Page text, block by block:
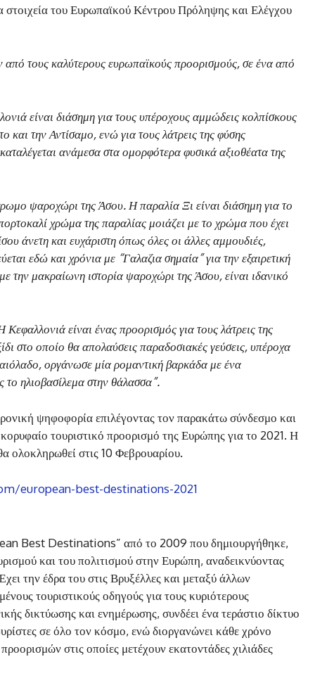
του Ευρωπαϊκού Κέντρου Πρόληψης και Ελέγχου
από τους καλύτερους ευρωπαϊκούς προορισμούς, σε ένα από
είναι διάσημη για τους υπέροχους αμμώδεις κολπίσκους
και την Αντίσαμο, ενώ για τους λάτρεις της φύσης
ανάμεσα στα ομορφότερα φυσικά αξιοθέατα της
ψαροχώρι της Άσου. Η παραλία Ξι είναι διάσημη για το
χρώμα της παραλίας μοιάζει με το χρώμα που έχει
άνετη και ευχάριστη όπως όλες οι άλλες αμμουδιές,
εδώ και χρόνια με “Γαλαζια σημαία” για την εξαιρετική
την μακραίωνη ιστορία ψαροχώρι της Άσου, είναι ιδανικό
είναι ένας προορισμός για τους λάτρεις της
στο οποίο θα απολαύσεις παραδοσιακές γεύσεις, υπέροχα
οργάνωσε μία ρομαντική βαρκάδα με ένα
ηλιοβασίλεμα στην θάλασσα”.
ψηφοφορία επιλέγοντας τον παρακάτω σύνδεσμο και
τουριστικό προορισμό της Ευρώπης για το 2021. Η
ολοκληρωθεί στις 10 Φεβρουαρίου.
european-best-destinations-2021
Best Destinations” από το 2009 που δημιουργήθηκε,
και του πολιτισμού στην Ευρώπη, αναδεικνύοντας
την έδρα του στις Βρυξέλλες και μεταξύ άλλων
τουριστικούς οδηγούς για τους κυριότερους
δικτύωσης και ενημέρωσης, συνδέει ένα τεράστιο δίκτυο
σε όλο τον κόσμο, ενώ διοργανώνει κάθε χρόνο
στις οποίες μετέχουν εκατοντάδες χιλιάδες